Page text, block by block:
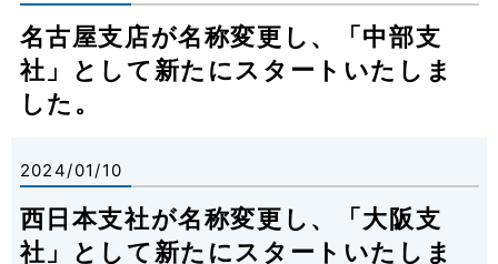
名古屋支店が名称変更し、「中部支
社」として新たにスタートいたしま
した。
2024/01/10
西日本支社が名称変更し、「大阪支
社」として新たにスタートいたしま